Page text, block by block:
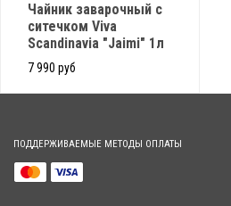
Чайник заварочный с
ситечком Viva
Scandinavia "Jaimi" 1л
7 990 руб
ПОДДЕРЖИВАЕМЫЕ МЕТОДЫ ОПЛАТЫ